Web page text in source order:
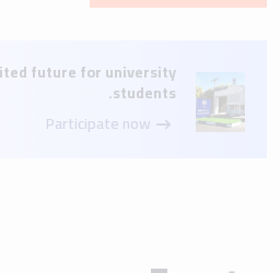
future for university
students.
Participate now